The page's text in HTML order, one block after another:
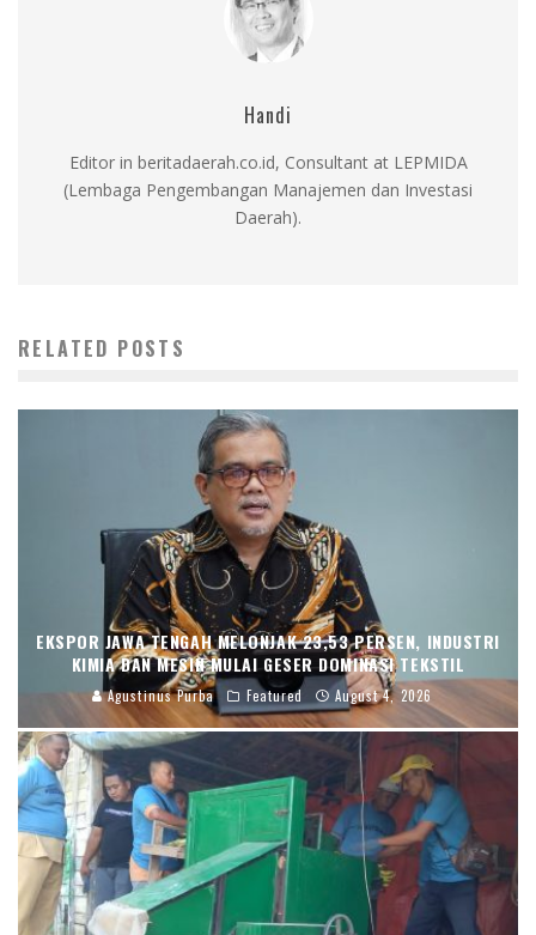
Handi
Editor in beritadaerah.co.id, Consultant at LEPMIDA
(Lembaga Pengembangan Manajemen dan Investasi
Daerah).
RELATED POSTS
EKSPOR JAWA TENGAH MELONJAK 23,53 PERSEN, INDUSTRI
KIMIA DAN MESIN MULAI GESER DOMINASI TEKSTIL
Agustinus Purba Featured August 4, 2026